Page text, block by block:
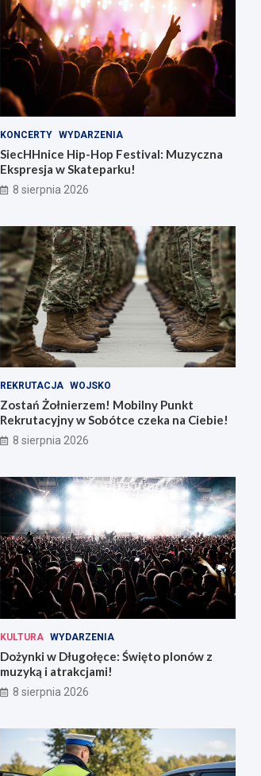
KONCERTY WYDARZENIA
SiecHHnice Hip-Hop Festival: Muzyczna
Ekspresja w Skateparku!
8 sierpnia 2026
REKRUTACJA WOJSKO
Zostań Żołnierzem! Mobilny Punkt
Rekrutacyjny w Sobótce czeka na Ciebie!
8 sierpnia 2026
KULTURA WYDARZENIA
Dożynki w Długołęce: Święto plonów z
muzyką i atrakcjami!
8 sierpnia 2026